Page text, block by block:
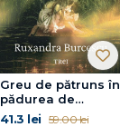
Greu de pătruns în
pădurea de
mesteceni
41.3 lei 59.00 lei